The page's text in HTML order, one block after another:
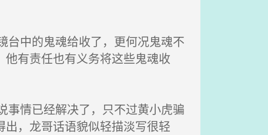
中的鬼魂给收了，更何况鬼魂不
有责任也有义务将这些鬼魂收
情已经解决了，只不过黄小虎骗
，龙哥话语貌似轻描淡写很轻